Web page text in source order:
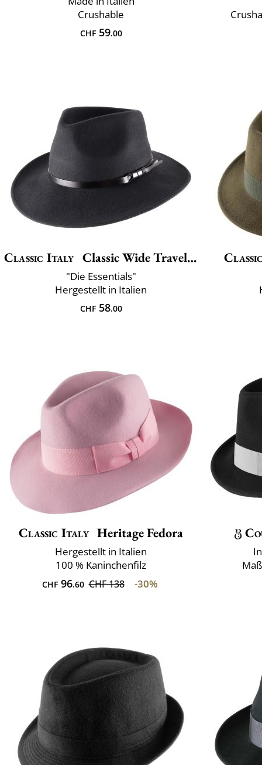
Crushable
CHF59.00
Classic Italy Classic Wide Traveller
"Die Essentials"
Hergestellt in Italien
CHF58.00
Classic Italy Heritage Fedora
Hergestellt in Italien
100 % Kaninchenfilz
CHF96.60 CHF 138 -30%